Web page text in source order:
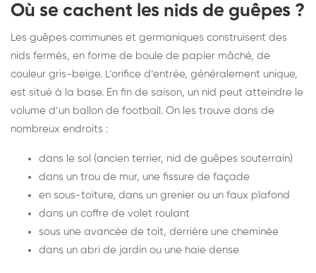
Où se cachent les nids de guêpes ?
Les guêpes communes et germaniques construisent des
nids fermés, en forme de boule de papier mâché, de
couleur gris-beige. L’orifice d’entrée, généralement unique,
est situé à la base. En fin de saison, un nid peut atteindre le
volume d’un ballon de football. On les trouve dans de
nombreux endroits :
dans le sol (ancien terrier, nid de guêpes souterrain)
dans un trou de mur, une fissure de façade
en sous-toiture, dans un grenier ou un faux plafond
dans un coffre de volet roulant
sous une avancée de toit, derrière une cheminée
dans un abri de jardin ou une haie dense